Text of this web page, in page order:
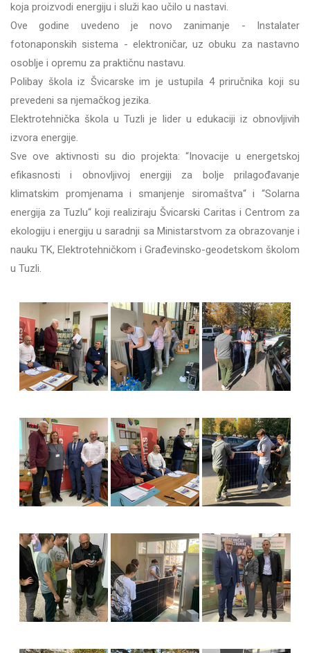
koja proizvodi energiju i služi kao učilo u nastavi.
Ove godine uvedeno je novo zanimanje - Instalater
fotonaponskih sistema - elektroničar, uz obuku za nastavno
osoblje i opremu za praktičnu nastavu.
Polibay škola iz Švicarske im je ustupila 4 priručnika koji su
prevedeni sa njemačkog jezika.
Elektrotehnička škola u Tuzli je lider u edukaciji iz obnovljivih
izvora energije.
Sve ove aktivnosti su dio projekta: “Inovacije u energetskoj
efikasnosti i obnovljivoj energiji za bolje prilagođavanje
klimatskim promjenama i smanjenje siromaštva“ i “Solarna
energija za Tuzlu“ koji realiziraju Švicarski Caritas i Centrom za
ekologiju i energiju u saradnji sa Ministarstvom za obrazovanje i
nauku TK, Elektrotehničkom i Građevinsko-geodetskom školom
u Tuzli.